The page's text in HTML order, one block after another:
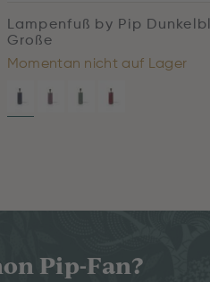
Lampenfuß by Pip
Große
Momentan nicht auf Lager
Pip-Fan?